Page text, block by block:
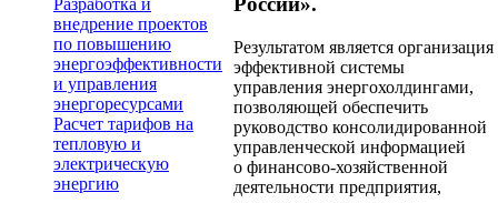
Разработка и
внедрение проектов
по повышению
энергоэффективности
и управления
энергоресурсами
Расчет тарифов на
тепловую и
электрическую
энергию
Результатом является организация
эффективной системы
управления энергохолдингами,
позволяющей обеспечить
руководство консолидированной
управленческой информацией
о финансово-хозяйственной
деятельности предприятия,